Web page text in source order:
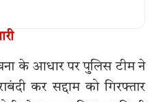
के आधार पर पुलिस टीम ने
कर सद्दाम को गिरफ्तार